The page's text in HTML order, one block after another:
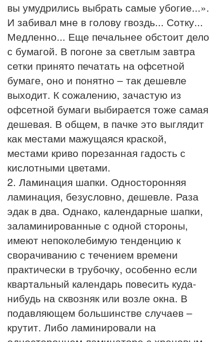
вы умудрились выбрать самые убогие...».
И забивал мне в голову гвоздь... Сотку...
Медленно... Еще печальнее обстоит дело
с бумагой. В погоне за светлым завтра
сетки принято печатать на офсетной
бумаге, оно и понятно – так дешевле
выходит. К сожалению, зачастую из
офсетной бумаги выбирается тоже самая
дешевая. В общем, в пачке это выглядит
как местами мажущаяся краской,
местами криво порезанная гадость с
кислотными цветами.
2. Ламинация шапки. Односторонняя
ламинация, безусловно, дешевле. Раза
эдак в два. Однако, календарные шапки,
заламинированные с одной стороны,
имеют непоколебимую тенденцию к
сворачиванию с течением времени
практически в трубочку, особенно если
квартальный календарь повесить куда-
нибудь на сквозняк или возле окна. В
подавляющем большинстве случаев –
крутит. Либо ламинировали на